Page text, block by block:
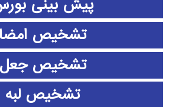
پیش بینی
تشخیص امضا
تشخیص جعل
تشخیص لبه